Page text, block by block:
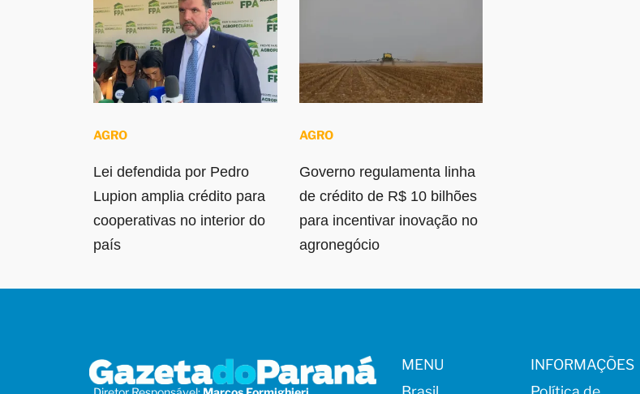
AGRO
Lei defendida por Pedro
Lupion amplia crédito para
cooperativas no interior do
país
AGRO
Governo regulamenta linha
de crédito de R$ 10 bilhões
para incentivar inovação no
agronegócio
MENU
INFORMAÇÕES